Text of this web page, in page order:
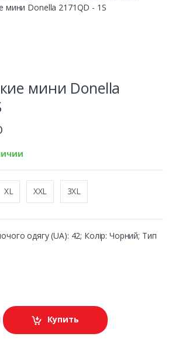
мини Donella 2171QD - 1S
мини Donella
XL XXL 3XL
одягу (UA): 42; Колір: Чорний; Тип
Купить